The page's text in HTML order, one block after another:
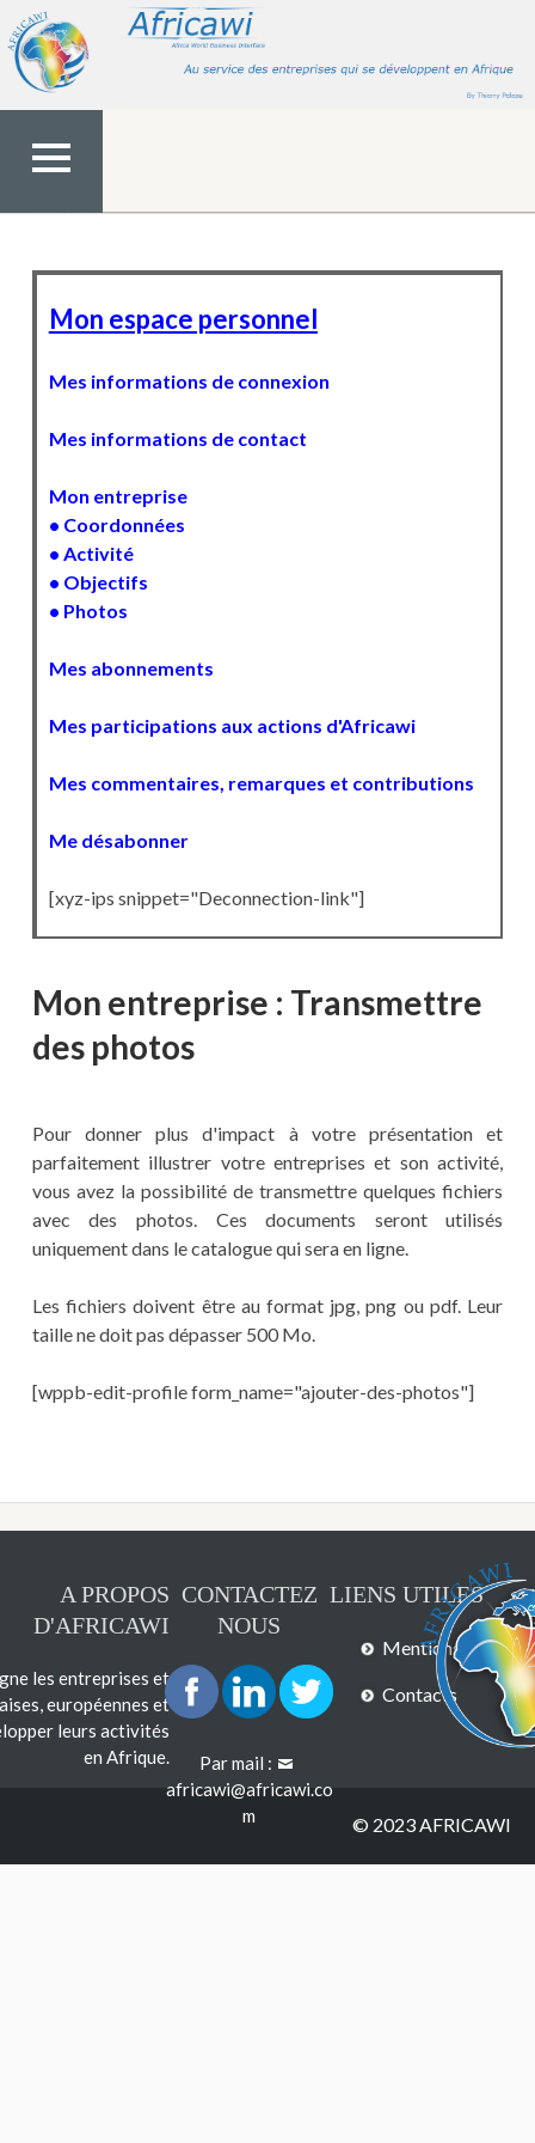
contenu
MENU
Mon espace personnel
Mes informations de connexion
Mes informations de contact
Mon entreprise
• Coordonnées
• Activité
• Objectifs
• Photos
Mes abonnements
Mes participations aux actions d'Africawi
Mes commentaires, remarques et contributions
Me désabonner
[xyz-ips snippet="Deconnection-link"]
Mon entreprise : Transmettre
des photos
Pour donner plus d'impact à votre présentation et
parfaitement illustrer votre entreprises et son activité,
vous avez la possibilité de transmettre quelques fichiers
avec des photos. Ces documents seront utilisés
uniquement dans le catalogue qui sera en ligne.
Les fichiers doivent être au format jpg, png ou pdf. Leur
taille ne doit pas dépasser 500 Mo.
[wppb-edit-profile form_name="ajouter-des-photos"]
A PROPOS
D'AFRICAWI
les entreprises et
européennes et
leurs activités
en Afrique.
CONTACTEZ
NOUS
Par mail :
africawi@africawi.co
m
LIENS UTILES
Mentions légales
Contacts
© 2023 AFRICAWI